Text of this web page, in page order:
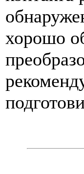
хорошо